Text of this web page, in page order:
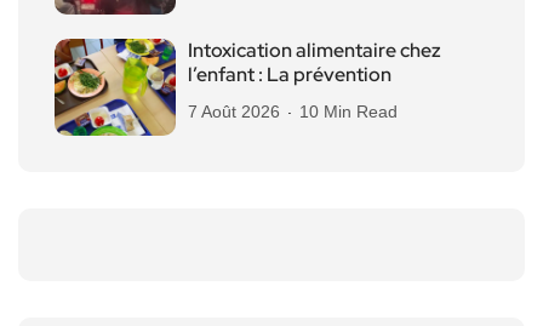
Intoxication alimentaire chez
l’enfant : La prévention
7 Août 2026 10 Min Read